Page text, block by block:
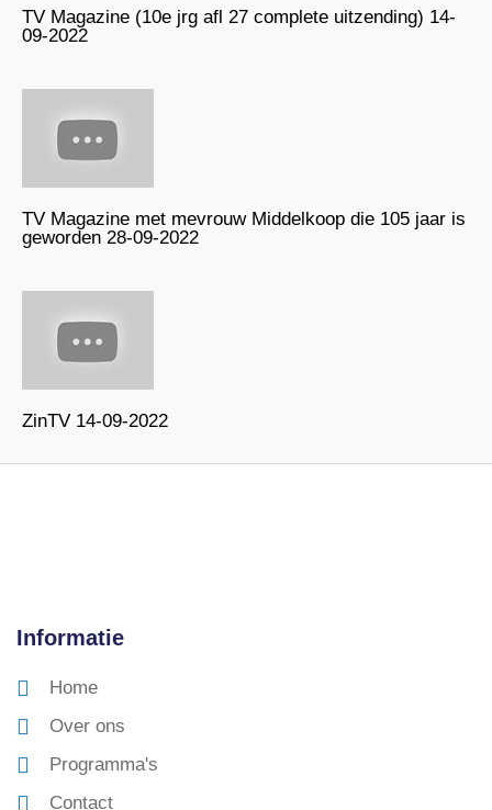
TV Magazine (10e jrg afl 27 complete uitzending) 14-
09-2022
TV Magazine met mevrouw Middelkoop die 105 jaar is
geworden 28-09-2022
ZinTV 14-09-2022
Informatie
Home
Over ons
Programma's
Contact